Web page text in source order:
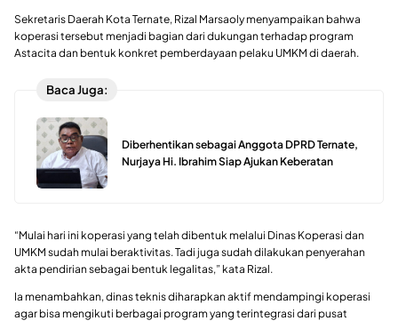
Sekretaris Daerah Kota Ternate, Rizal Marsaoly menyampaikan bahwa
koperasi tersebut menjadi bagian dari dukungan terhadap program
Astacita dan bentuk konkret pemberdayaan pelaku UMKM di daerah.
Baca Juga:
Diberhentikan sebagai Anggota DPRD Ternate,
Nurjaya Hi. Ibrahim Siap Ajukan Keberatan
“Mulai hari ini koperasi yang telah dibentuk melalui Dinas Koperasi dan
UMKM sudah mulai beraktivitas. Tadi juga sudah dilakukan penyerahan
akta pendirian sebagai bentuk legalitas,” kata Rizal.
Ia menambahkan, dinas teknis diharapkan aktif mendampingi koperasi
agar bisa mengikuti berbagai program yang terintegrasi dari pusat